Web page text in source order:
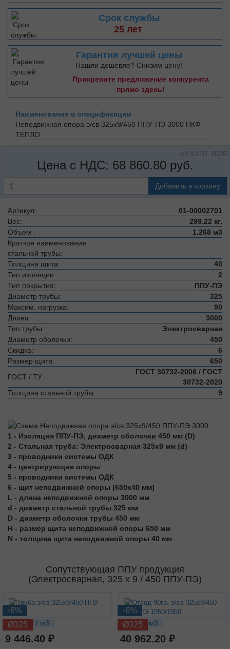
Срок службы
25 лет
Гарантия лучшей цены
Нашли дешевле? Снизим цену!
Прикрепите предложение конкурента
прямо здесь!
Наименование в спецификации
Неподвижная опора э/св 325х9/450 ППУ-ПЭ 3000 ПКФ
ТЕПЛО
от 12.07.2026
Цена с НДС: 68 860.80руб.
Добавить в корзину
Артикул:
01-00002701
Вес:
299.22 кг.
Объем :
1.268 м3
Краткое наименование
стальной трубы:
Толщина щита:
40
Тип изоляции:
2
Тип покрытия:
ППУ-ПЭ
Диаметр трубы:
325
Максим. нагрузка:
90
Длина:
3000
Тип трубы:
Электросварная
Диаметр оболочки:
450
Скидка:
6
Размер щита:
650
ГОСТ / ТУ:
ГОСТ 30732-2006 / ГОСТ
30732-2020
Толщина стальной трубы:
9
1 - Изоляция ППУ-ПЭ, диаметр оболочки 450 мм (D)
2 - Стальная труба: Электросварная 325х9 мм (d)
3 - проводники системы ОДК
4 - центрирующие опоры
5 - проводники системы ОДК
6 - щит неподвижной опоры (650x40 мм)
L - длина неподвижной опоры 3000 мм
d - диаметр стальной трубы 325 мм
D - диаметр оболочки трубы 450 мм
H - размер щита неподвижной опоры 650 мм
N - толщина щита неподвижной опоры 40 мм
Сопутствующая ППУ продукция
(Электросварная, 325 х 9 / 450 ППУ-ПЭ)
-6%
Ø325
84.85 кг / м3
9 446.40 ₽
-6%
Ø325
178 кг / м3
40 962.20 ₽